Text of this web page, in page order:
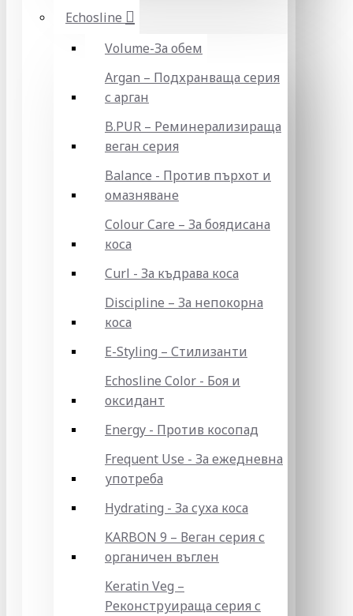
Echosline
Volume-За обем
Argan – Подхранваща серия
с арган
B.PUR – Реминерализираща
веган серия
Balance - Против пърхот и
омазняване
Colour Care – За боядисана
коса
Curl - За къдрава коса
Discipline – За непокорна
коса
E-Styling – Стилизанти
Echosline Color - Боя и
оксидант
Energy - Против косопад
Frequent Use - За ежедневна
употреба
Hydrating - За суха коса
KARBON 9 – Веган серия с
органичен въглен
Keratin Veg –
Реконструираща серия с